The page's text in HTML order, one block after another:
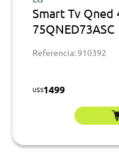
Smart Tv Qned
75QNED73ASC
Referencia: 910392
U$S1499